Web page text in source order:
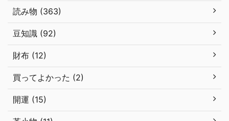
読み物 (363)
豆知識 (92)
財布 (12)
買ってよかった (2)
開運 (15)